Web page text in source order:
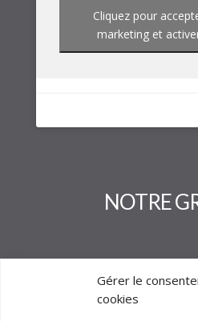
Gérer le
cookies
Cliquez pour
marketing et
NOTRE